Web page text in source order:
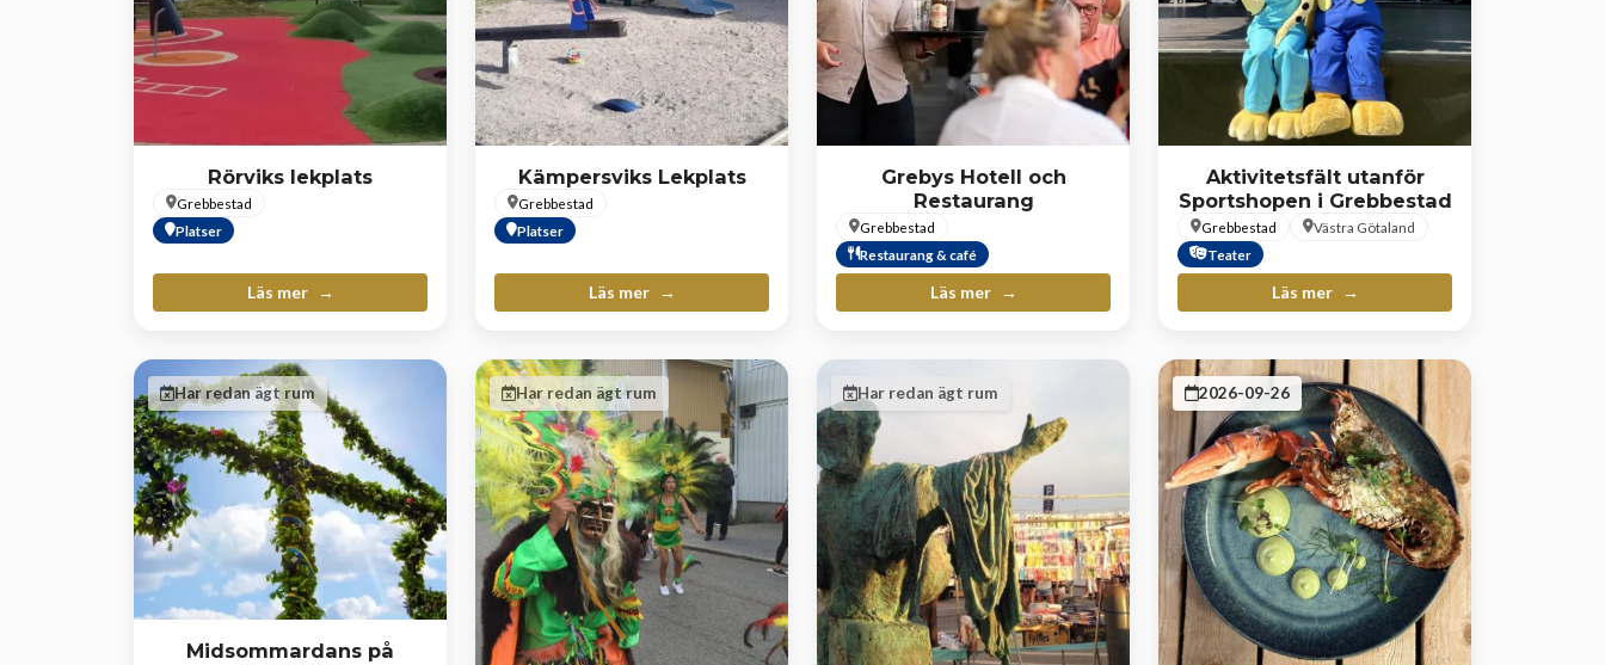
Rörviks lekplats
Grebbestad
Platser
Läs mer
Kämpersviks Lekplats
Grebbestad
Platser
Läs mer
Grebys Hotell och
Restaurang
Grebbestad
Restaurang & café
Läs mer
Aktivitetsfält utanför
Sportshopen i Grebbestad
Grebbestad
Västra Götaland
Teater
Läs mer
Har redan ägt rum
Midsommardans på
Har redan ägt rum Har redan ägt rum 2026-09-26